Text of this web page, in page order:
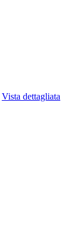
Vista dettagliata